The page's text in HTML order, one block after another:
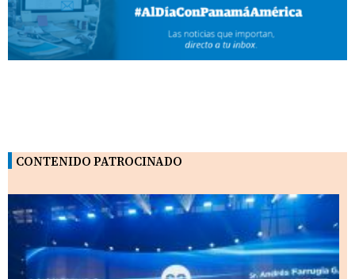
CONTENIDO PATROCINADO